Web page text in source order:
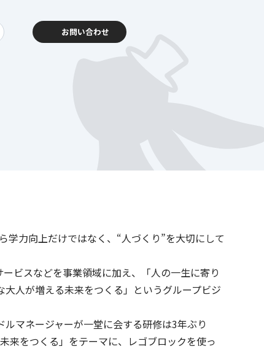
お問い合わせ
力向上だけではなく、“人づくり”を大切にして
ビスなどを事業領域に加え、「人の一生に寄り
人が増える未来をつくる」というグループビジ
マネージャーが一堂に会する研修は3年ぶり
来をつくる」をテーマに、レゴブロックを使っ